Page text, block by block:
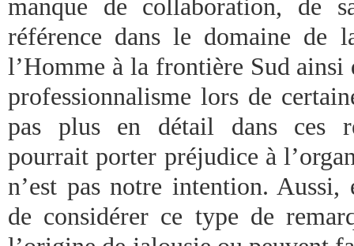
manque de collaboration, de
référence dans le domaine de
l’Homme à la frontière Sud ainsi
professionnalisme lors de
pas plus en détail dans ces
pourrait porter préjudice à
n’est pas notre intention.
de considérer ce type de